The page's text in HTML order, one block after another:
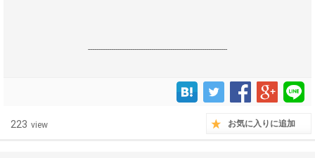
------------------------------------------------------------------
223 view お気に入りに追加